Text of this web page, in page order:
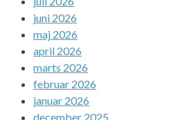
juni 2026
maj 2026
april 2026
marts 2026
februar 2026
januar 2026
december 2025